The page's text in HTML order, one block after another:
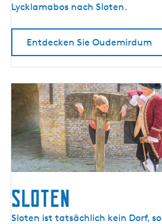
Lycklamabos nach Sloten.
Entdecken Sie Oudemirdum
Sloten
S
Sloten ist tatsächlich kein Dorf,